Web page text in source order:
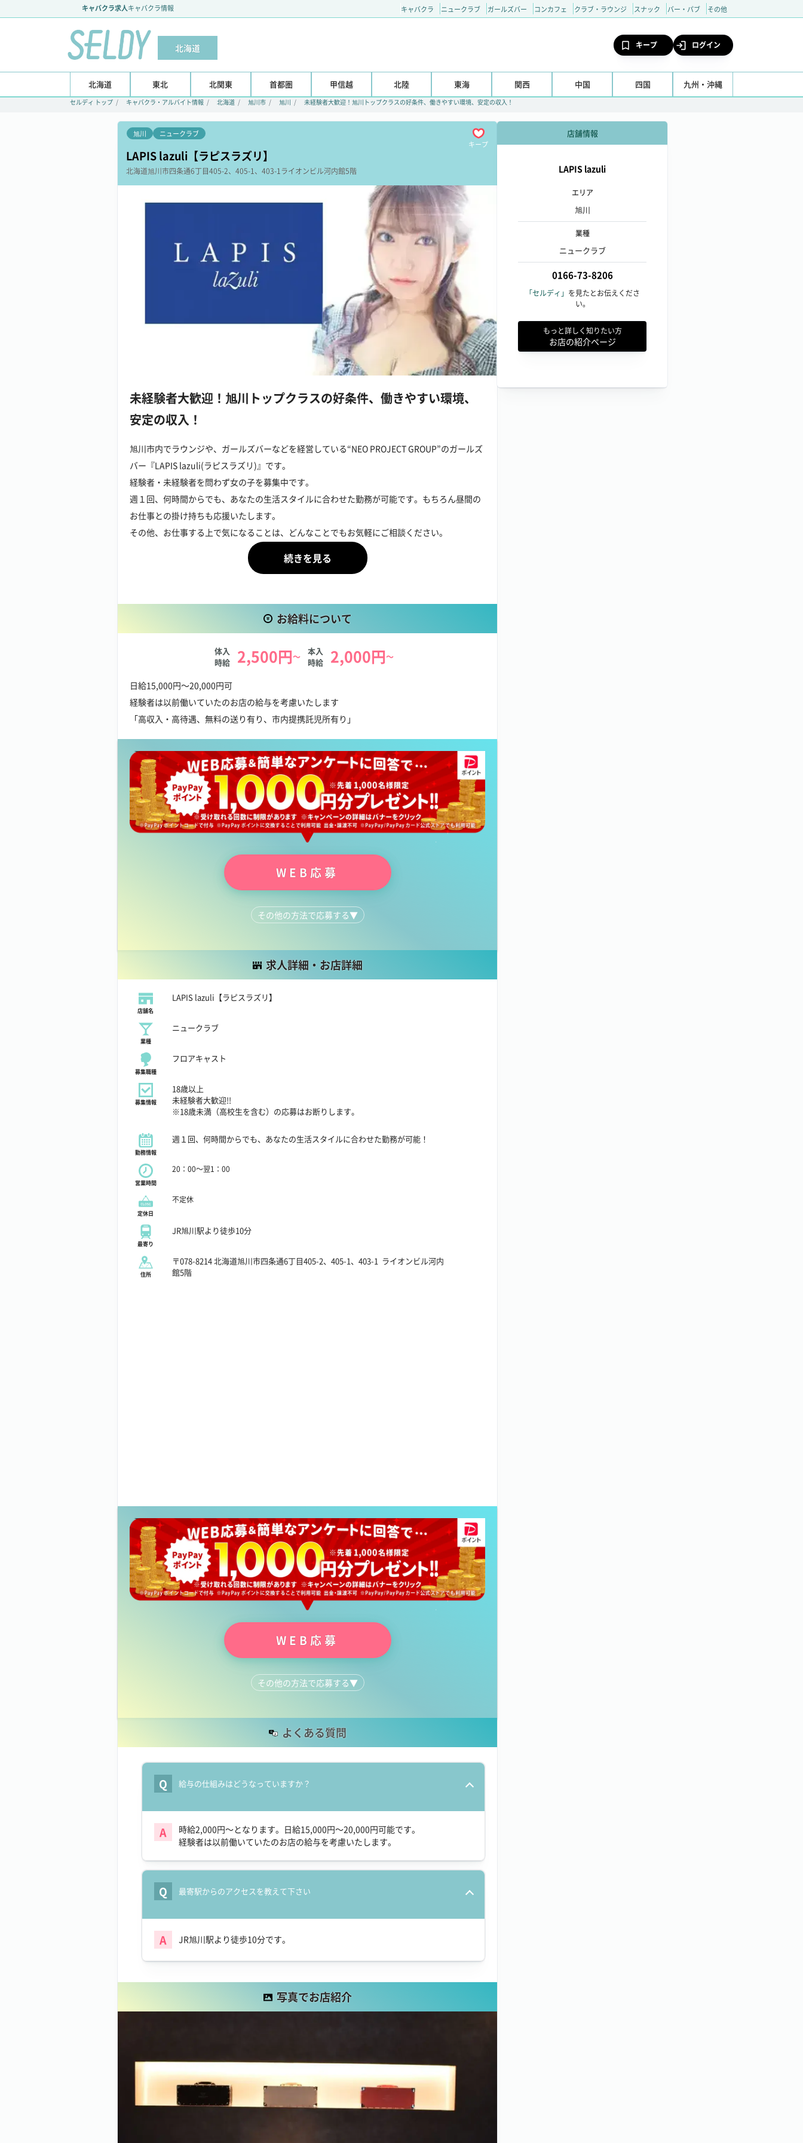
キャバクラ求人キャバクラ情報 キャバクラ ニュークラブ ガールズバー コンカフェ クラブ・ラウンジ スナック バー・パブ その他
北海道 キープ ログイン
北海道 東北 北関東 首都圏 甲信越 北陸 東海 関西 中国 四国 九州・沖縄
セルディ トップ キャバクラ・アルバイト情報 北海道 旭川市 旭川 未経験者大歓迎！旭川トップクラスの好条件、働きやすい環境、安定の収入！
旭川
ニュークラブ
キープ
LAPIS lazuli【ラピスラズリ】
北海道旭川市四条通6丁目405-2、405-1、403-1 ライオンビル河内館5階
未経験者大歓迎！旭川トップクラスの好条件、働きやすい環境、
安定の収入！
旭川市内でラウンジや、ガールズバーなどを経営している“NEO PROJECT GROUP”のガールズ
バー『LAPIS lazuli(ラピスラズリ)』です。
経験者・未経験者を問わず女の子を募集中です。
週１回、何時間からでも、あなたの生活スタイルに合わせた勤務が可能です。もちろん昼間の
お仕事との掛け持ちも応援いたします。
その他、お仕事する上で気になることは、どんなことでもお気軽にご相談ください。
【NEO PROJECT GROUPの待遇の一例】
・旭川市内、近郊の方には出張面接にも伺います
・お子様のいる方に安心の無料託児所を完備（当店規定による）
皆様のご応募お待ちしております。
お給料について
体入
時給
2,500円～
本入
時給
2,000円～
お給料について
日給15,000円～20,000円可
経験者は以前働いていたのお店の給与を考慮いたします
「高収入・高待遇、無料の送り有り、市内提携託児所有り」
WEB応募
その他の方法で応募する▼
LINEで質問する 0166-73-8206
求人詳細・お店詳細
店舗名
LAPIS lazuli【ラピスラズリ】
業種
ニュークラブ
募集職種
フロアキャスト
募集情報
18歳以上
未経験者大歓迎!!
※18歳未満（高校生を含む）の応募はお断りします。
勤務情報
週１回、何時間からでも、あなたの生活スタイルに合わせた勤務が可能！
営業時間
20：00～翌1：00
定休日
不定休
最寄り
JR旭川駅より徒歩10分
住所
〒078-8214 北海道旭川市四条通6丁目405-2、405-1、403-1 ライオンビル河内
館5階
WEB応募
その他の方法で応募する▼
よくある質問
Q 給与の仕組みはどうなっていますか？
A
時給2,000円～となります。日給15,000円～20,000円可能です。
経験者は以前働いていたのお店の給与を考慮いたします。
Q 最寄駅からのアクセスを教えて下さい
A JR旭川駅より徒歩10分です。
写真でお店紹介
店舗情報
LAPIS lazuli
エリア
旭川
業種
ニュークラブ
0166-73-8206
「セルディ」 を見たとお伝えくださ
い。
もっと詳しく知りたい方
お店の紹介ページ